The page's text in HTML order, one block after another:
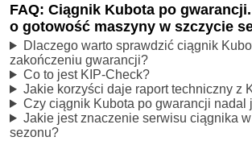
FAQ: Ciągnik Kubota po
o gotowość maszyny w szczycie
Dlaczego warto sprawdzić ciągnik
zakończeniu gwarancji?
Co to jest KIP-Check?
Jakie korzyści daje raport techniczny z
Czy ciągnik Kubota po gwarancji nadal
Jakie jest znaczenie serwisu ciągnika
sezonu?